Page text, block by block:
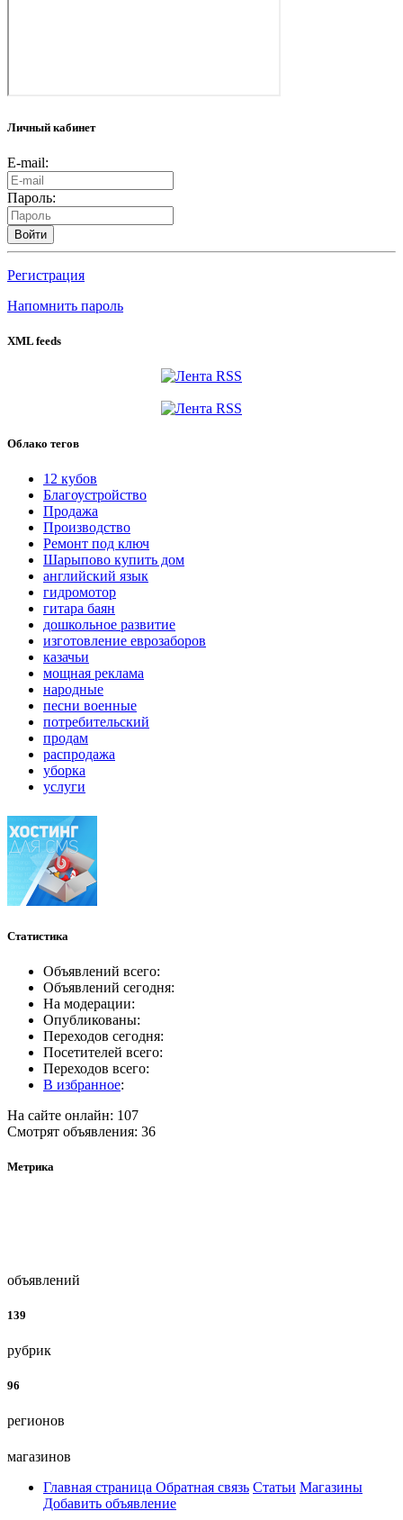
Личный кабинет
E-mail:
Пароль:
Войти
Регистрация
Напомнить пароль
XML feeds
Облако тегов
12 кубов
Благоустройство
Продажа
Производство
Ремонт под ключ
Шарыпово купить дом
английский язык
гидромотор
гитара баян
дошкольное развитие
изготовление еврозаборов
казачьи
мощная реклама
народные
песни военные
потребительский
продам
распродажа
уборка
услуги
Статистика
Объявлений всего:
Объявлений сегодня:
На модерации:
Опубликованы:
Переходов сегодня:
Посетителей всего:
Переходов всего:
В избранное:
На сайте онлайн: 107
Смотрят объявления: 36
Метрика
объявлений
139
рубрик
96
регионов
магазинов
Главная страница Обратная связь Статьи Магазины
Добавить объявление